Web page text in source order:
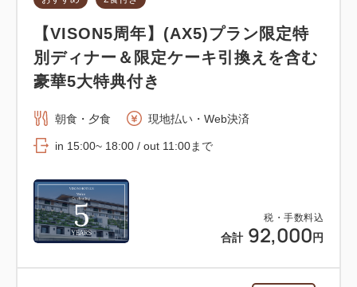
税・手数料込
合計 92,000 円
【VISON5周年】(AX5)プラン限定特
別ディナー＆限定ケーキ引換えを含む
豪華5大特典付き
朝食・夕食 現地払い・Web決済
in 15:00~ 18:00 / out 11:00まで